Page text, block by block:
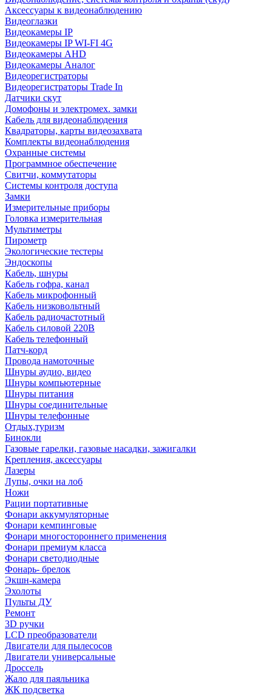
Аксессуары к видеонаблюдению
Видеоглазки
Видеокамеры IP
Видеокамеры IP WI-FI 4G
Видеокамеры AHD
Видеокамеры Аналог
Видеорегистраторы
Видеорегистраторы Trade In
Датчики скут
Домофоны и электромех. замки
Кабель для видеонаблюдения
Квадраторы, карты видеозахвата
Комплекты видеонаблюдения
Охранные системы
Программное обеспечение
Свитчи, коммутаторы
Системы контроля доступа
Замки
Измерительные приборы
Головка измерительная
Мультиметры
Пирометр
Экологические тестеры
Эндоскопы
Кабель, шнуры
Кабель гофра, канал
Кабель микрофонный
Кабель низковольтный
Кабель радиочастотный
Кабель силовой 220В
Кабель телефонный
Патч-корд
Провода намоточные
Шнуры аудио, видео
Шнуры компьютерные
Шнуры питания
Шнуры соединительные
Шнуры телефонные
Отдых,туризм
Бинокли
Газовые гарелки, газовые насадки, зажигалки
Крепления, аксессуары
Лазеры
Лупы, очки на лоб
Ножи
Рации портативные
Фонари аккумуляторные
Фонари кемпинговые
Фонари многостороннего применения
Фонари премиум класса
Фонари светодиодные
Фонарь- брелок
Экшн-камера
Эхолоты
Пульты ДУ
Ремонт
3D ручки
LCD преобразователи
Двигатели для пылесосов
Двигатели универсальные
Дроссель
Жало для паяльника
ЖК подсветка